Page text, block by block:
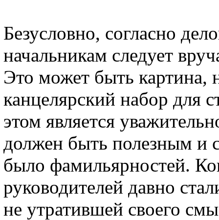
Безусловно, согласно
начальникам следует
Это может быть картина,
канцелярский набор для
этом является
должен быть полезным и
было фамильярностей.
руководителей давно
не утратившей своего